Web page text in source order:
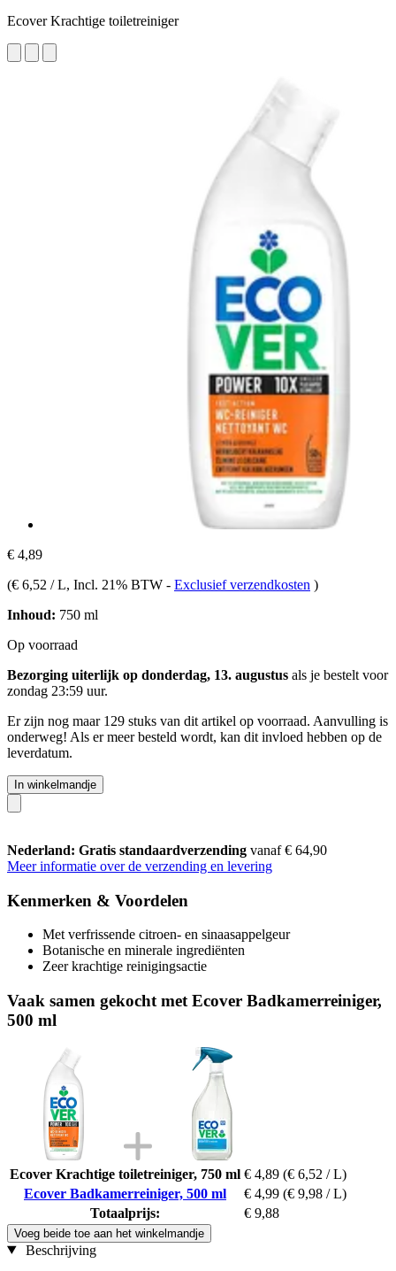
Ecover Krachtige toiletreiniger
€ 4,89
(€ 6,52 / L, Incl. 21% BTW - Exclusief verzendkosten )
Inhoud: 750 ml
Op voorraad
Bezorging uiterlijk op donderdag, 13. augustus als je bestelt voor
zondag 23:59 uur.
Er zijn nog maar 129 stuks van dit artikel op voorraad. Aanvulling is
onderweg! Als er meer besteld wordt, kan dit invloed hebben op de
leverdatum.
In winkelmandje
Nederland: Gratis standaardverzending vanaf € 64,90
Meer informatie over de verzending en levering
Kenmerken & Voordelen
Met verfrissende citroen- en sinaasappelgeur
Botanische en minerale ingrediënten
Zeer krachtige reinigingsactie
Vaak samen gekocht met Ecover Badkamerreiniger,
500 ml
Ecover Krachtige toiletreiniger, 750 ml € 4,89 (€ 6,52 / L)
Ecover Badkamerreiniger, 500 ml
€ 4,99 (€ 9,98 / L)
Totaalprijs:
€ 9,88
Voeg beide toe aan het winkelmandje
Beschrijving